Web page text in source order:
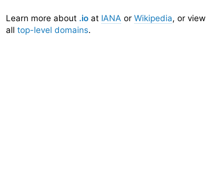
Learn more about .io at IANA or Wikipedia, or view
all top-level domains.